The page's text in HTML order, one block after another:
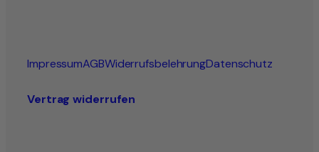
ImpressumAGBWiderrufsbelehrungDatenschutz
Vertrag widerrufen